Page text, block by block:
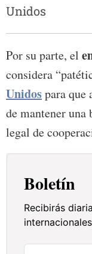
Unidos
Por su parte, el
considera
Unidospara que
de mantener
legal de
Boletín
Recibirás